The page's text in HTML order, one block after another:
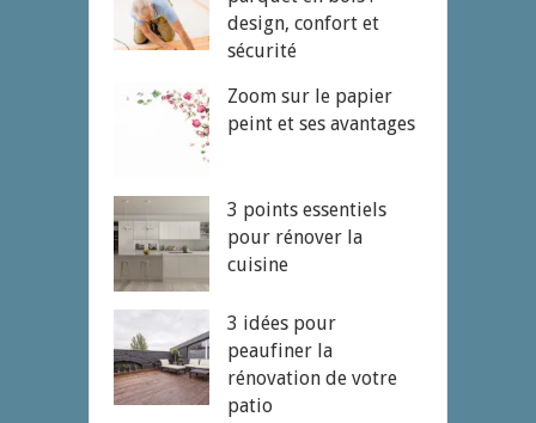
design, confort et
sécurité
Zoom sur le papier
peint et ses avantages
3 points essentiels
pour rénover la
cuisine
3 idées pour
peaufiner la
rénovation de votre
patio